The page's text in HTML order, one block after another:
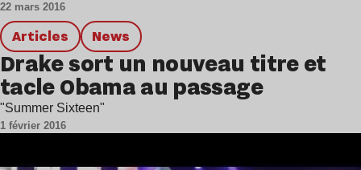
22 mars 2016
Articles news
Drake sort un nouveau titre et
tacle Obama au passage
"Summer Sixteen"
1 février 2016